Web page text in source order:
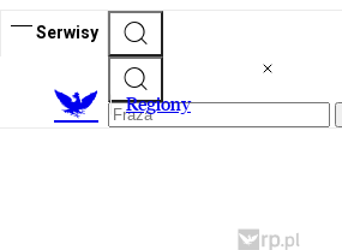
Serwisy
Regiony